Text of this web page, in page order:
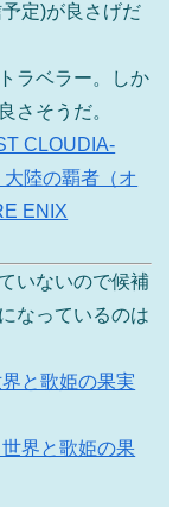
定)が良さげだ
ラベラー。しか
さそうだ。
CLOUDIA-
陸の覇者（オ
ENIX
いないので候補
なっているのは
と歌姫の果実
世界と歌姫の果